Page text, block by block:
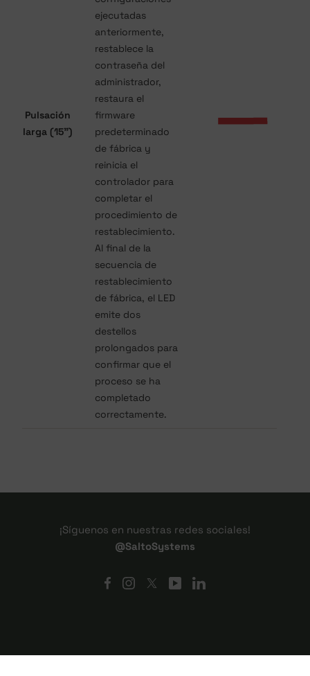
Pulsación
larga (15")
ejecutadas
anteriormente,
restablece la
contraseña del
administrador,
restaura el
firmware
predeterminado
de fábrica y
reinicia el
controlador para
completar el
procedimiento de
restablecimiento.
Al final de la
secuencia de
restablecimiento
de fábrica, el LED
emite dos
destellos
prolongados para
confirmar que el
proceso se ha
completado
correctamente.
¡Síguenos en nuestras redes sociales!
@SaltoSystems